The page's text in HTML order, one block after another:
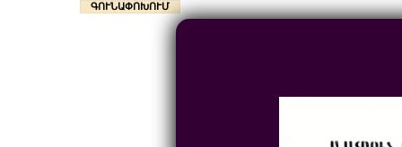
ԳՈՒՆԱՓՈԽՈՒՄ